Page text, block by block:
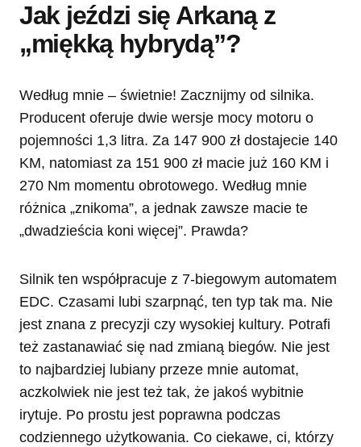
Jak jeździ się Arkaną z
„miękką hybrydą”?
Według mnie – świetnie! Zacznijmy od silnika.
Producent oferuje dwie wersje mocy motoru o
pojemności 1,3 litra. Za 147 900 zł dostajecie 140
KM, natomiast za 151 900 zł macie już 160 KM i
270 Nm momentu obrotowego. Według mnie
różnica „znikoma”, a jednak zawsze macie te
„dwadzieścia koni więcej”. Prawda?
Silnik ten współpracuje z 7-biegowym automatem
EDC. Czasami lubi szarpnąć, ten typ tak ma. Nie
jest znana z precyzji czy wysokiej kultury. Potrafi
też zastanawiać się nad zmianą biegów. Nie jest
to najbardziej lubiany przeze mnie automat,
aczkolwiek nie jest też tak, że jakoś wybitnie
irytuje. Po prostu jest poprawna podczas
codziennego użytkowania. Co ciekawe, ci, którzy